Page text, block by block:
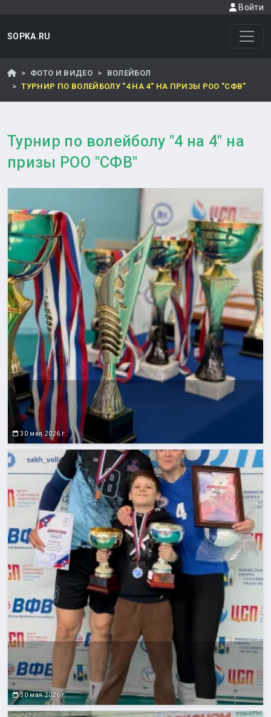
Войти
SOPKA.RU
ФОТО И ВИДЕО
ВОЛЕЙБОЛ
ТУРНИР ПО ВОЛЕЙБОЛУ "4 НА 4" НА ПРИЗЫ РОО "СФВ"
Турнир по волейболу "4 на 4" на
призы РОО "СФВ"
30 мая 2026 г.
30 мая 2026 г.